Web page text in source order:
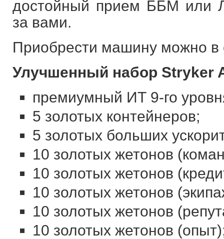
достойный прием ББМ или
за вами.
Приобрести машину можно в
Улучшенный набор Stryker
премиумный ИТ 9-го
5 золотых контейнеров;
5 золотых больших
10 золотых жетонов
10 золотых жетонов
10 золотых жетонов
10 золотых жетонов
10 золотых жетонов